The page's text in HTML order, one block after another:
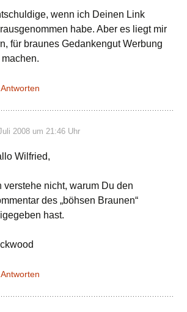
wenn ich Deinen Link
habe. Aber es liegt mir
für braunes Gedankengut Werbung
Antworten
2008 um 21:46 Uhr
Wilfried,
verstehe nicht, warum Du den
des „böhsen Braunen“
hast.
Antworten